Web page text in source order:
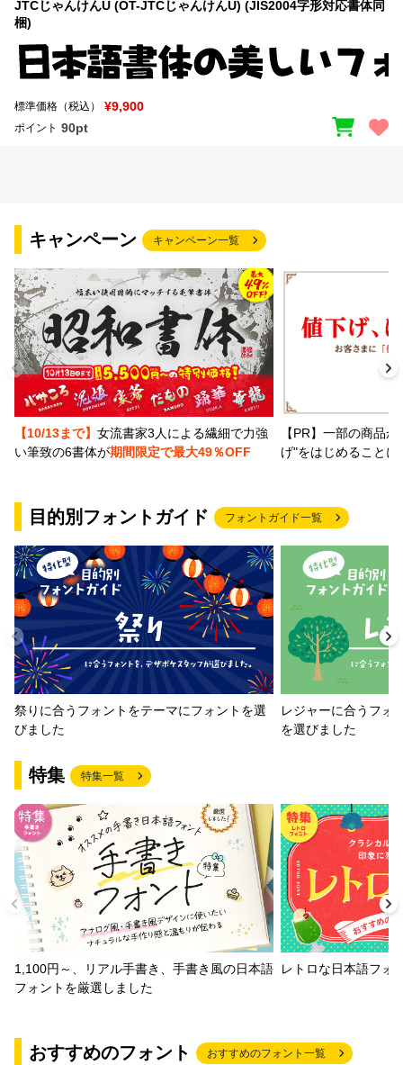
JTCじゃんけんU (OT-JTCじゃんけんU) (JIS2004字形対応書体同
梱)
標準価格（税込） ¥9,900
ポイント 90pt
キャンペーン キャンペーン一覧
【10/13まで】 女流書家3人による繊細で力強
い筆致の6書体が期間限定で最大49％OFF
【PR】一部の商品
げ"をはじめること
目的別フォントガイド フォントガイド一覧
祭りに合うフォントをテーマにフォントを選
びました
レジャーに合うフォ
を選びました
特集 特集一覧
1,100円～、リアル手書き、手書き風の日本語
フォントを厳選しました
レトロな日本語フォ
おすすめのフォント おすすめのフォント一覧